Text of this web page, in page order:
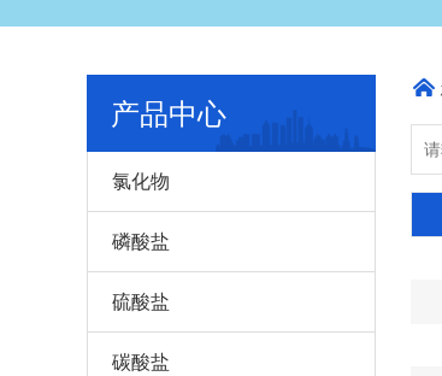
产品中心
氯化物
磷酸盐
硫酸盐
碳酸盐